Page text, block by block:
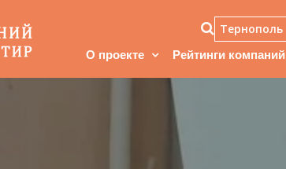
Тернополь
О проекте Рейтинги компаний